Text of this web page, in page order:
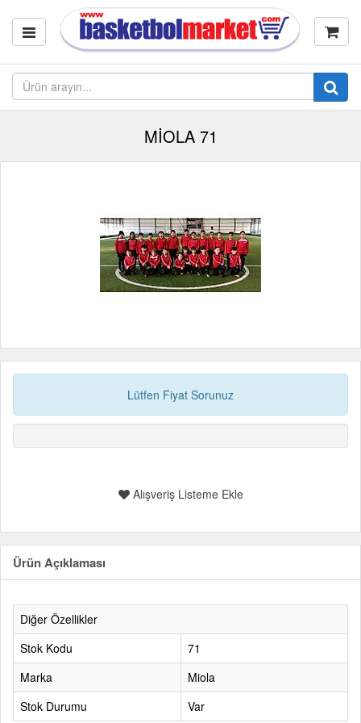
MİOLA 71
Lütfen Fiyat Sorunuz
Alışveriş Listeme Ekle
Ürün Açıklaması
Diğer Özellikler
Stok Kodu
71
Marka
Miola
Stok Durumu
Var